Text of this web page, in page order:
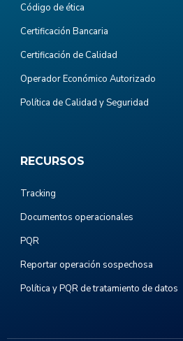
Código de ética
Certificación Bancaria
Certificación de Calidad
Operador Económico Autorizado
Política de Calidad y Seguridad
RECURSOS
Tracking
Documentos operacionales
PQR
Reportar operación sospechosa
Política y PQR de tratamiento de datos